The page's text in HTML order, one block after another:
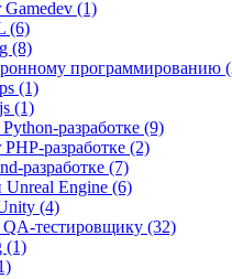
(1)
(6)
(8)
программированию
(1)
(1)
разработке (9)
разработке (2)
(7)
Engine (6)
(4)
тестировщику (32)
(1)